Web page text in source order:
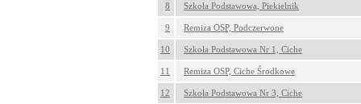
8 Szkoła Podstawowa, Piekielnik
9 Remiza OSP, Podczerwone
10 Szkoła Podstawowa Nr 1, Ciche
11 Remiza OSP, Ciche Środkowe
12 Szkoła Podstawowa Nr 3, Ciche